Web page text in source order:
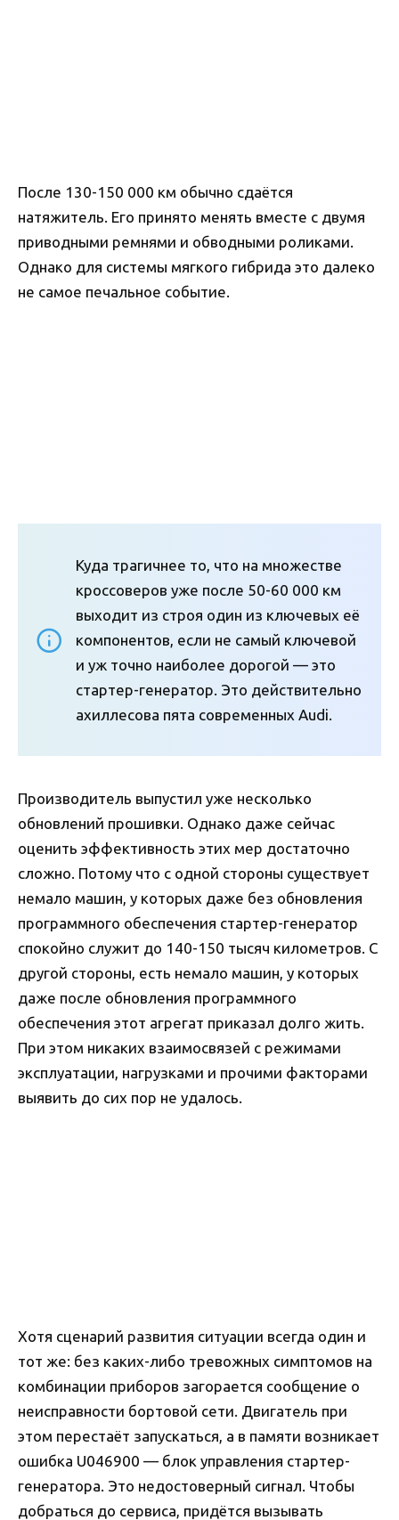
После 130-150 000 км обычно сдаётся
натяжитель. Его принято менять вместе с двумя
приводными ремнями и обводными роликами.
Однако для системы мягкого гибрида это далеко
не самое печальное событие.
Куда трагичнее то, что на множестве
кроссоверов уже после 50-60 000 км
выходит из строя один из ключевых её
компонентов, если не самый ключевой
и уж точно наиболее дорогой — это
стартер-генератор. Это действительно
ахиллесова пята современных Audi.
Производитель выпустил уже несколько
обновлений прошивки. Однако даже сейчас
оценить эффективность этих мер достаточно
сложно. Потому что с одной стороны существует
немало машин, у которых даже без обновления
программного обеспечения стартер-генератор
спокойно служит до 140-150 тысяч километров. С
другой стороны, есть немало машин, у которых
даже после обновления программного
обеспечения этот агрегат приказал долго жить.
При этом никаких взаимосвязей с режимами
эксплуатации, нагрузками и прочими факторами
выявить до сих пор не удалось.
Хотя сценарий развития ситуации всегда один и
тот же: без каких-либо тревожных симптомов на
комбинации приборов загорается сообщение о
неисправности бортовой сети. Двигатель при
этом перестаёт запускаться, а в памяти возникает
ошибка U046900 — блок управления стартер-
генератора. Это недостоверный сигнал. Чтобы
добраться до сервиса, придётся вызывать